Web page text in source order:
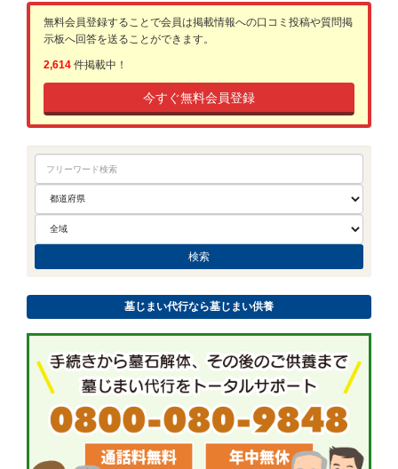
無料会員登録することで会員は掲載情報への口コミ投稿や質問掲
示板へ回答を送ることができます。
2,614 件掲載中！
今すぐ無料会員登録
墓じまい代行なら墓じまい供養